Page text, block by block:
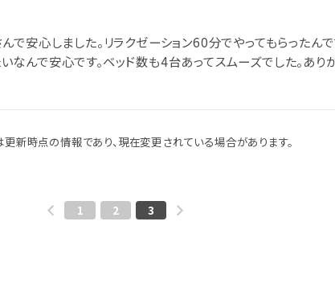
で安心しました。リラクゼーション60分でやってもらったん
んで安心です。ベッド数も4台あってスムーズでした。あり
新時点の情報であり、現在変更されている場合があります。
1 2 3